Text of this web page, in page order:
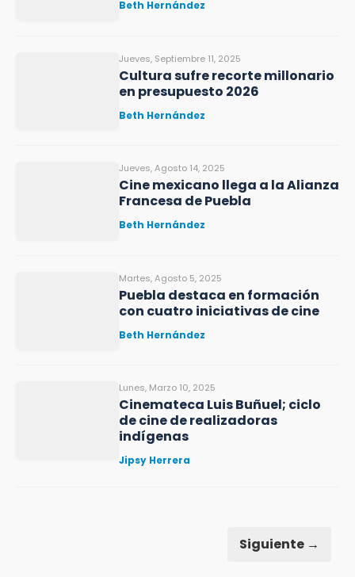
Beth Hernández
Jueves, Septiembre 11, 2025
Cultura sufre recorte millonario
en presupuesto 2026
Beth Hernández
Jueves, Agosto 14, 2025
Cine mexicano llega a la Alianza
Francesa de Puebla
Beth Hernández
Martes, Agosto 5, 2025
Puebla destaca en formación
con cuatro iniciativas de cine
Beth Hernández
Lunes, Marzo 10, 2025
Cinemateca Luis Buñuel; ciclo
de cine de realizadoras
indígenas
Jipsy Herrera
Siguiente →